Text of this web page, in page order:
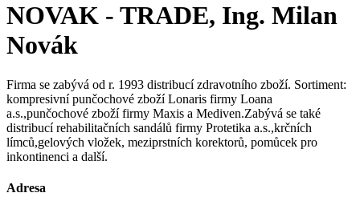
NOVAK - TRADE, Ing. Milan
Novák
Firma se zabývá od r. 1993 distribucí zdravotního zboží. Sortiment:
kompresivní punčochové zboží Lonaris firmy Loana
a.s.,punčochové zboží firmy Maxis a Mediven.Zabývá se také
distribucí rehabilitačních sandálů firmy Protetika a.s.,krčních
límců,gelových vložek, meziprstních korektorů, pomůcek pro
inkontinenci a další.
Adresa